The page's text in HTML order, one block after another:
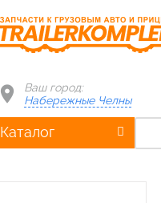
Ваш город:
Набережные Челны
Каталог